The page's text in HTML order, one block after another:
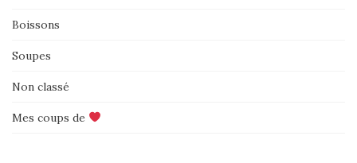
Boissons
Soupes
Non classé
Mes coups de